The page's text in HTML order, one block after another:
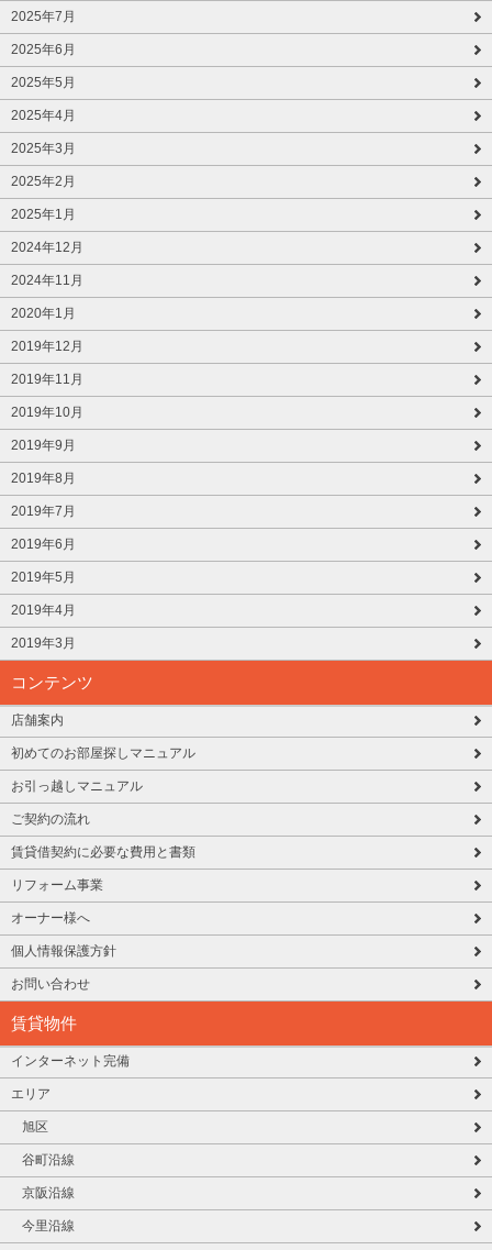
2025年7月
2025年6月
2025年5月
2025年4月
2025年3月
2025年2月
2025年1月
2024年12月
2024年11月
2020年1月
2019年12月
2019年11月
2019年10月
2019年9月
2019年8月
2019年7月
2019年6月
2019年5月
2019年4月
2019年3月
コンテンツ
店舗案内
初めてのお部屋探しマニュアル
お引っ越しマニュアル
ご契約の流れ
賃貸借契約に必要な費用と書類
リフォーム事業
オーナー様へ
個人情報保護方針
お問い合わせ
賃貸物件
インターネット完備
エリア
旭区
谷町沿線
京阪沿線
今里沿線